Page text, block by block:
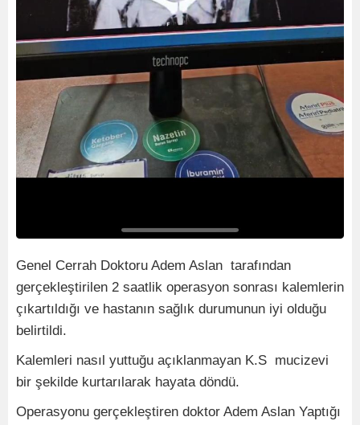
Genel Cerrah Doktoru Adem Aslan tarafından
gerçekleştirilen 2 saatlik operasyon sonrası kalemlerin
çıkartıldığı ve hastanın sağlık durumunun iyi olduğu
belirtildi.
Kalemleri nasıl yuttuğu açıklanmayan K.S mucizevi
bir şekilde kurtarılarak hayata döndü.
Operasyonu gerçekleştiren doktor Adem Aslan Yaptığı